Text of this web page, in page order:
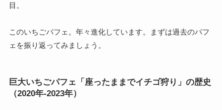
目。
このいちごパフェ。年々進化しています。まずは過去のパフ
ェを振り返ってみましょう。
巨大いちごパフェ「座ったままでイチゴ狩り」の歴史
（2020年-2023年）